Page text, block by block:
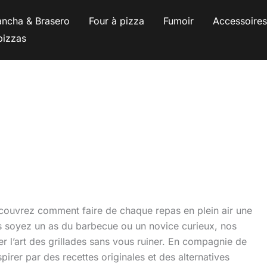
& Brasero Four à pizza Fumoir
comment faire de chaque repas en plein air une
un as du barbecue ou un novice curieux, nos
l’art des grillades sans vous ruiner. En compagnie de
par des recettes originales et des alternatives